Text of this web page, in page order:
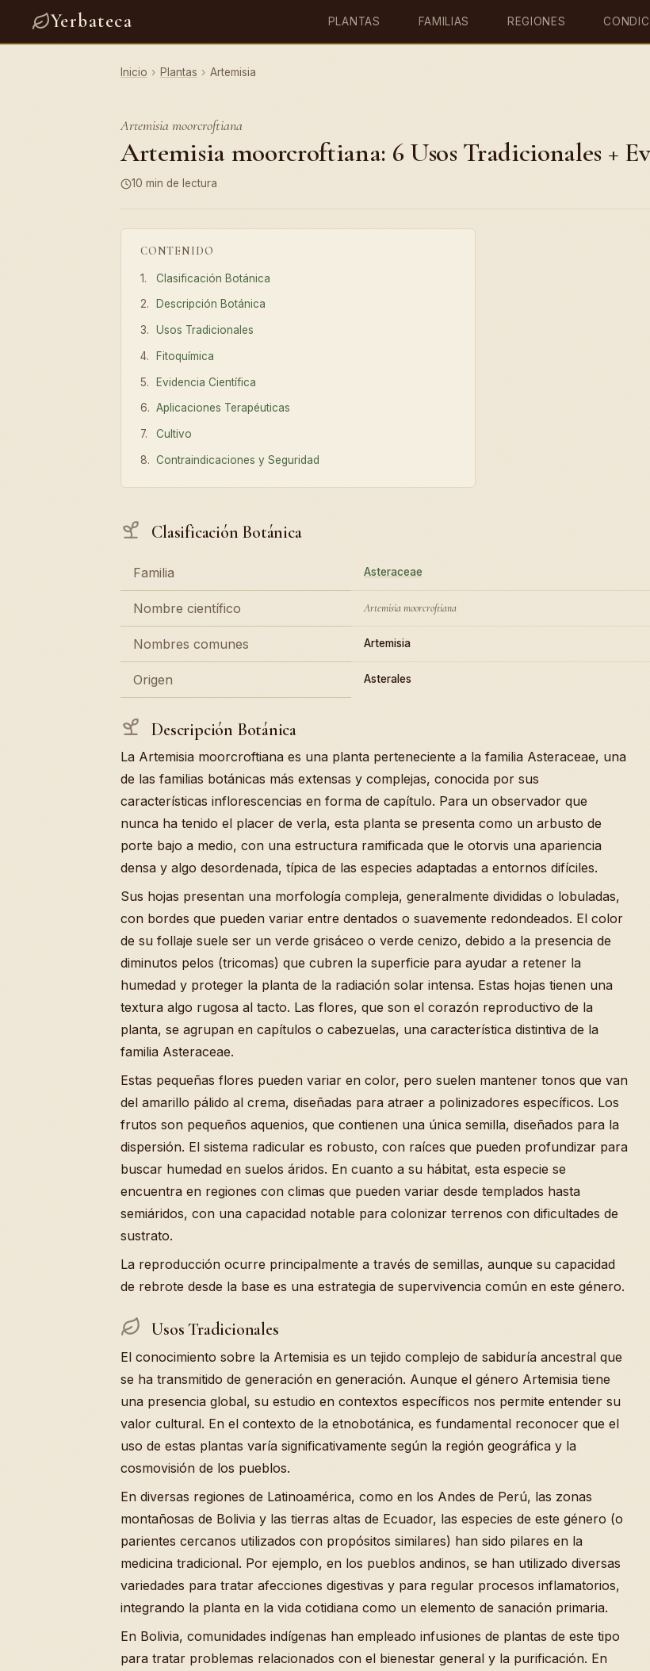
Yerbateca PLANTAS FAMILIAS REGIONES
Inicio › Plantas › Artemisia
Artemisia moorcroftiana
Artemisia moorcroftiana: 6 Usos Tradicionales +
10 min de lectura
CONTENIDO
Clasificación Botánica
Descripción Botánica
Usos Tradicionales
Fitoquímica
Evidencia Científica
Aplicaciones Terapéuticas
Cultivo
Contraindicaciones y Seguridad
Clasificación Botánica
Familia Asteraceae
Nombre científico Artemisia moorcroftiana
Nombres comunes Artemisia
Origen Asterales
Descripción Botánica
La Artemisia moorcroftiana es una planta perteneciente a la familia Asteraceae, una
de las familias botánicas más extensas y complejas, conocida por sus
características inflorescencias en forma de capítulo. Para un observador que
nunca ha tenido el placer de verla, esta planta se presenta como un arbusto de
porte bajo a medio, con una estructura ramificada que le otorvis una apariencia
densa y algo desordenada, típica de las especies adaptadas a entornos difíciles.
Sus hojas presentan una morfología compleja, generalmente divididas o lobuladas,
con bordes que pueden variar entre dentados o suavemente redondeados. El color
de su follaje suele ser un verde grisáceo o verde cenizo, debido a la presencia de
diminutos pelos (tricomas) que cubren la superficie para ayudar a retener la
humedad y proteger la planta de la radiación solar intensa. Estas hojas tienen una
textura algo rugosa al tacto. Las flores, que son el corazón reproductivo de la
planta, se agrupan en capítulos o cabezuelas, una característica distintiva de la
familia Asteraceae.
Estas pequeñas flores pueden variar en color, pero suelen mantener tonos que van
del amarillo pálido al crema, diseñadas para atraer a polinizadores específicos. Los
frutos son pequeños aquenios, que contienen una única semilla, diseñados para la
dispersión. El sistema radicular es robusto, con raíces que pueden profundizar para
buscar humedad en suelos áridos. En cuanto a su hábitat, esta especie se
encuentra en regiones con climas que pueden variar desde templados hasta
semiáridos, con una capacidad notable para colonizar terrenos con dificultades de
sustrato.
La reproducción ocurre principalmente a través de semillas, aunque su capacidad
de rebrote desde la base es una estrategia de supervivencia común en este género.
Usos Tradicionales
El conocimiento sobre la Artemisia es un tejido complejo de sabiduría ancestral que
se ha transmitido de generación en generación. Aunque el género Artemisia tiene
una presencia global, su estudio en contextos específicos nos permite entender su
valor cultural. En el contexto de la etnobotánica, es fundamental reconocer que el
uso de estas plantas varía significativamente según la región geográfica y la
cosmovisión de los pueblos.
En diversas regiones de Latinoamérica, como en los Andes de Perú, las zonas
montañosas de Bolivia y las tierras altas de Ecuador, las especies de este género (o
parientes cercanos utilizados con propósitos similares) han sido pilares en la
medicina tradicional. Por ejemplo, en los pueblos andinos, se han utilizado diversas
variedades para tratar afecciones digestivas y para regular procesos inflamatorios,
integrando la planta en la vida cotidiana como un elemento de sanación primaria.
En Bolivia, comunidades indígenas han empleado infusiones de plantas de este tipo
para tratar problemas relacionados con el bienestar general y la purificación. En